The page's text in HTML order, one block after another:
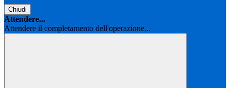
Chiudi
Attendere...
Attendere il completamento dell'operazione...